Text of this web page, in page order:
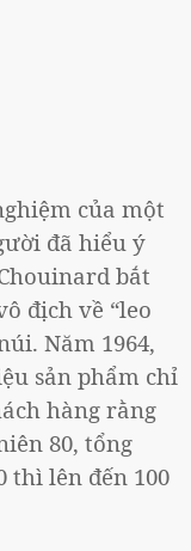
của một
đã hiểu ý
bắt
địch về “leo
Năm 1964,
sản phẩm chỉ
hàng rằng
80, tổng
thì lên đến 100